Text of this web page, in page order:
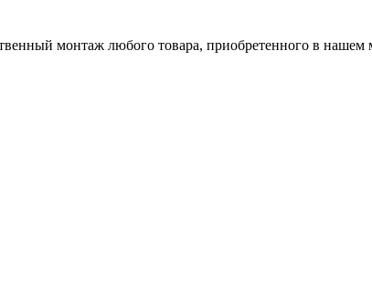
монтаж любого товара, приобретенного в нашем